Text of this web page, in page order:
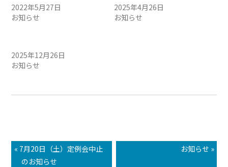
2022年5月27日
お知らせ
2025年4月26日
お知らせ
2025年12月26日
お知らせ
« 7月20日（土）定例会中止
のお知らせ
お知らせ »